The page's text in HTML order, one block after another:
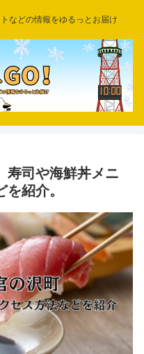
などの情報をゆるっとお届け
寿司や海鮮丼メニ
紹介。